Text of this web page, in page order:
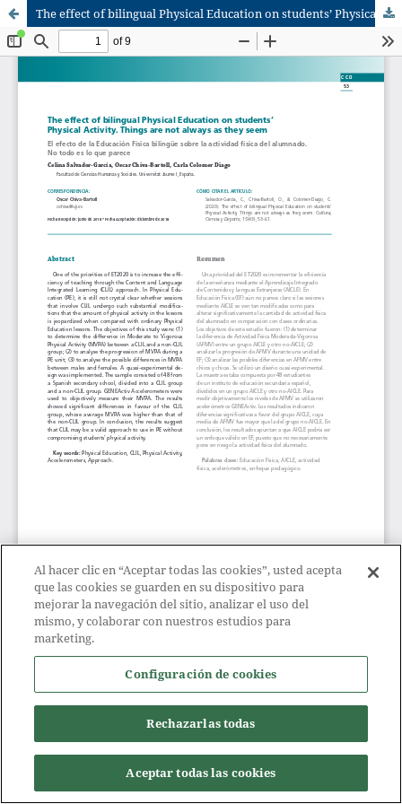
The effect of bilingual Physical Education on students’ Physical Activity. Things are not always as they seem. (El efecto de la Educación Física bilingüe sobre la actividad física del alumnado. No todo es lo que parece).
Al hacer clic en “Aceptar todas las cookies”, usted acepta
que las cookies se guarden en su dispositivo para
mejorar la navegación del sitio, analizar el uso del
mismo, y colaborar con nuestros estudios para
marketing.
Configuración de cookies
Rechazarlas todas
Aceptar todas las cookies